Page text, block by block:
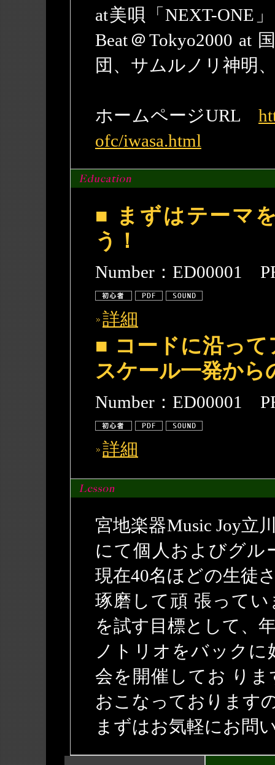
at美唄「NEXT-ONE
Beat＠Tokyo2000 at
団、サムルノリ神明
ホームページURL
ofc/iwasa.html
■ まずはテーマ
う！
Number：ED00001
詳細
■ コードに沿っ
スケール一発から
Number：ED00001
詳細
宮地楽器Music Joy立
にて個人およびグル
現在40名ほどの生徒
琢磨して頑 張って
を試す目標として、
ノトリオをバック
会を開催してお り
おこなっております
まずはお気軽にお問